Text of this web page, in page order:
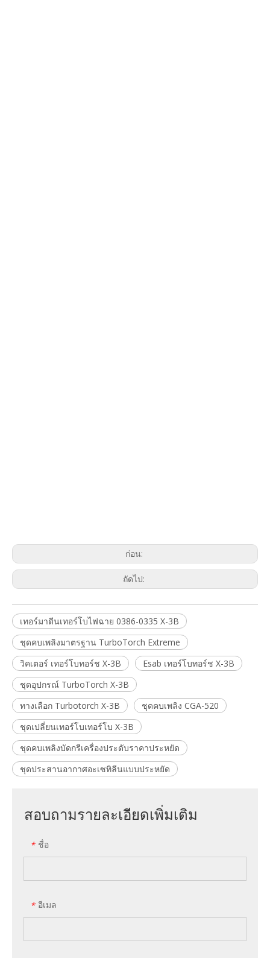
ก่อน:
ถัดไป:
เทอร์มาดีนเทอร์โบไฟฉาย 0386-0335 X-3B
ชุดคบเพลิงมาตรฐาน TurboTorch Extreme
วิคเตอร์ เทอร์โบทอร์ช X-3B
Esab เทอร์โบทอร์ช X-3B
ชุดอุปกรณ์ TurboTorch X-3B
ทางเลือก Turbotorch X-3B
ชุดคบเพลิง CGA-520
ชุดเปลี่ยนเทอร์โบเทอร์โบ X-3B
ชุดคบเพลิงบัดกรีเครื่องประดับราคาประหยัด
ชุดประสานอากาศอะเซทิลีนแบบประหยัด
สอบถามรายละเอียดเพิ่มเติม
* ชื่อ
* อีเมล